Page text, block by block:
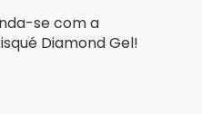
se com a
Diamond Gel!